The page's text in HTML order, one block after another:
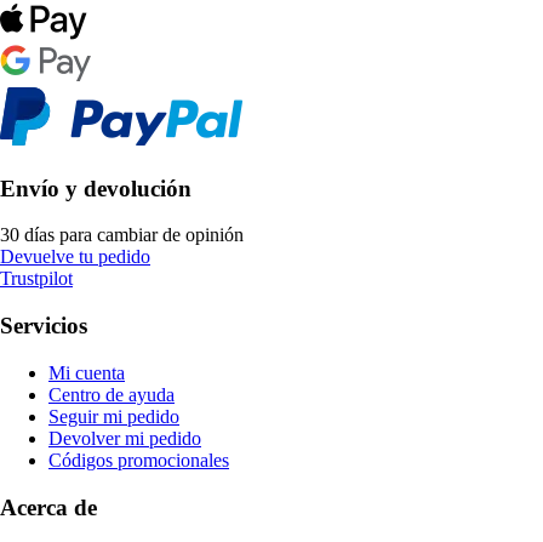
Envío y devolución
30 días para cambiar de opinión
Devuelve tu pedido
Trustpilot
Servicios
Mi cuenta
Centro de ayuda
Seguir mi pedido
Devolver mi pedido
Códigos promocionales
Acerca de